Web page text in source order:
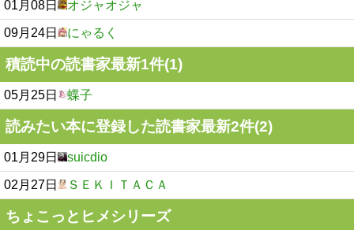
01月08日 オジャオジャ
09月24日 にゃるく
積読中の読書家最新1件(1)
05月25日 蝶子
読みたい本に登録した読書家最新2件(2)
01月29日 suicdio
02月27日 ＳＥＫＩＴＡＣＡ
ちょこっとヒメシリーズ